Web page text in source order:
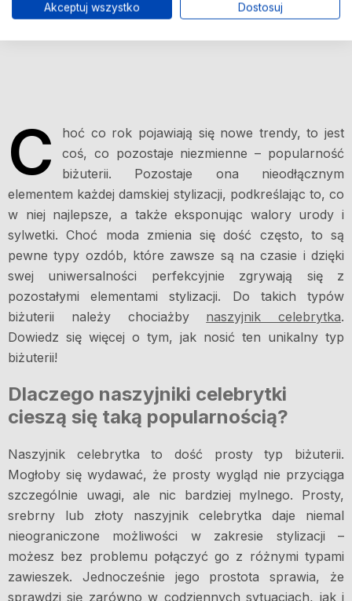
C
hoć co rok pojawiają się nowe trendy, to jest
coś, co pozostaje niezmienne – popularność
biżuterii. Pozostaje ona nieodłącznym
elementem każdej damskiej stylizacji, podkreślając to, co
w niej najlepsze, a także eksponując walory urody i
sylwetki. Choć moda zmienia się dość często, to są
pewne typy ozdób, które zawsze są na czasie i dzięki
swej uniwersalności perfekcyjnie zgrywają się z
pozostałymi elementami stylizacji. Do takich typów
biżuterii należy chociażby naszyjnik celebrytka.
Dowiedz się więcej o tym, jak nosić ten unikalny typ
biżuterii!
Dlaczego naszyjniki celebrytki
cieszą się taką popularnością?
Naszyjnik celebrytka to dość prosty typ biżuterii.
Mogłoby się wydawać, że prosty wygląd nie przyciąga
szczególnie uwagi, ale nic bardziej mylnego. Prosty,
srebrny lub złoty naszyjnik celebrytka daje niemal
nieograniczone możliwości w zakresie stylizacji –
możesz bez problemu połączyć go z różnymi typami
zawieszek. Jednocześnie jego prostota sprawia, że
sprawdzi się zarówno w codziennych sytuacjach, jak i
Akceptuj wszystko Dostosuj